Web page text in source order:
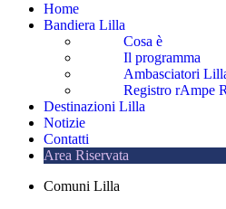
Home
Bandiera Lilla
Cosa è
Il programma
Ambasciatori
Registro rAmpe
Destinazioni Lilla
Notizie
Contatti
Area Riservata
Comuni Lilla